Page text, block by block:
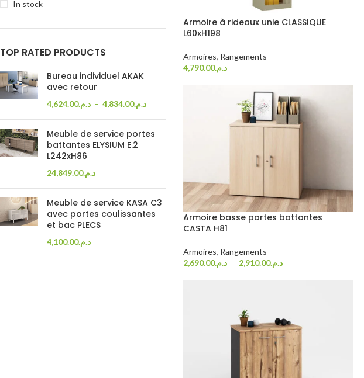
In stock
TOP RATED PRODUCTS
Bureau individuel AKAK
avec retour
د.م.4,624.00 – د.م.4,834.00
Meuble de service portes
battantes ELYSIUM E.2
L242xH86
د.م.24,849.00
Meuble de service KASA C3
avec portes coulissantes
et bac PLECS
د.م.4,100.00
Armoire à rideaux unie CLASSIQUE
L60xH198
Armoires, Rangements
د.م.4,790.00
Armoire basse portes battantes
CASTA H81
Armoires, Rangements
د.م.2,690.00 – د.م.2,910.00